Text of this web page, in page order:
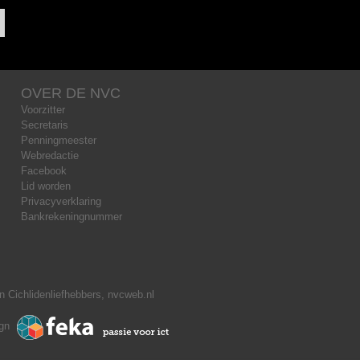
OVER DE NVC
Voorzitter
Secretaris
Penningmeester
Webredactie
Facebook
Lid worden
Privacyverklaring
Bankrekeningnummer
Cichlidenliefhebbers, nvcweb.nl